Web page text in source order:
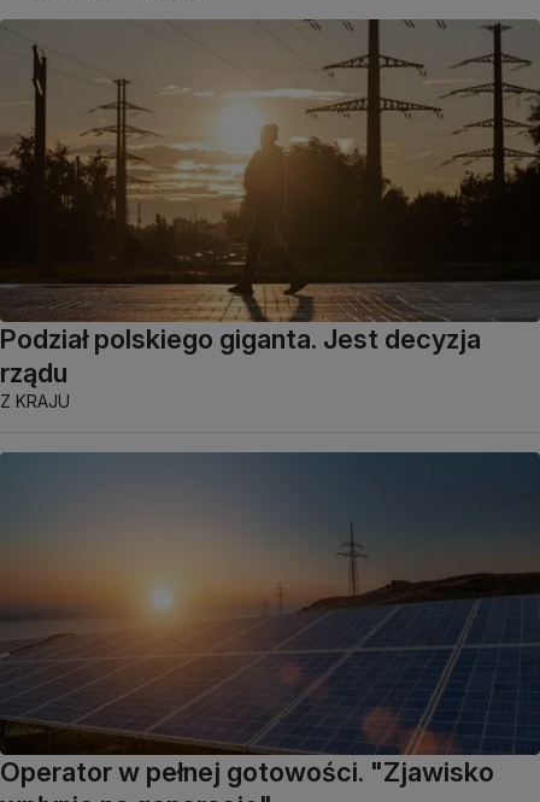
Podział polskiego giganta. Jest decyzja
rządu
Z KRAJU
Operator w pełnej gotowości. "Zjawisko